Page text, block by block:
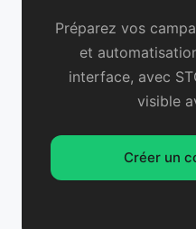
Préparez vos
et
interface, avec
visible
Créer un